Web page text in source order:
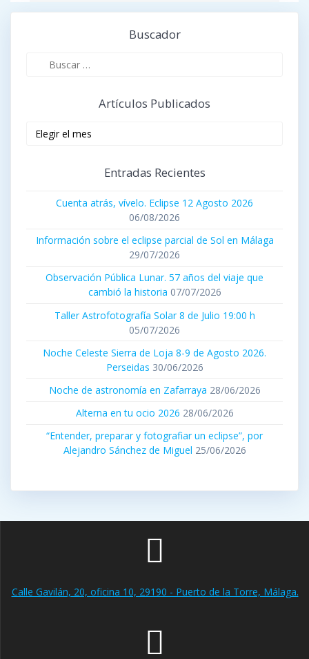
Buscador
Artículos Publicados
Entradas Recientes
Cuenta atrás, vívelo. Eclipse 12 Agosto 2026
06/08/2026
Información sobre el eclipse parcial de Sol en Málaga
29/07/2026
Observación Pública Lunar. 57 años del viaje que
cambió la historia 07/07/2026
Taller Astrofotografía Solar 8 de Julio 19:00 h
05/07/2026
Noche Celeste Sierra de Loja 8-9 de Agosto 2026.
Perseidas 30/06/2026
Noche de astronomía en Zafarraya 28/06/2026
Alterna en tu ocio 2026 28/06/2026
“Entender, preparar y fotografiar un eclipse”, por
Alejandro Sánchez de Miguel 25/06/2026
Calle Gavilán, 20, oficina 10, 29190 - Puerto de la Torre, Málaga.